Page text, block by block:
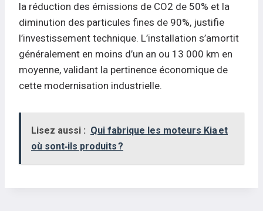
la réduction des émissions de CO2 de 50% et la
diminution des particules fines de 90%, justifie
l’investissement technique. L’installation s’amortit
généralement en moins d’un an ou 13 000 km en
moyenne, validant la pertinence économique de
cette modernisation industrielle.
Lisez aussi : Qui fabrique les moteurs Kia et
où sont‑ils produits ?